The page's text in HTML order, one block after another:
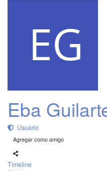
Eba
Usuario
Agregar como amigo
Timeline